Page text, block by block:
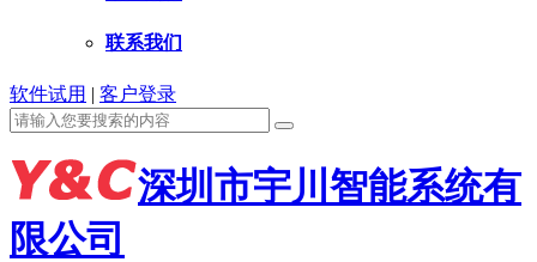
联系我们
软件试用 | 客户登录
深圳市宇川智能系统有
限公司